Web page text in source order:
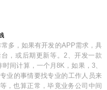
多，如果有开发的APP需求，具
，或后期更新等。2、开发一款
间计算，一个月8K，如果，3、
业的事情要找专业的工作人员来
，也算正常，毕竟业务公司中间